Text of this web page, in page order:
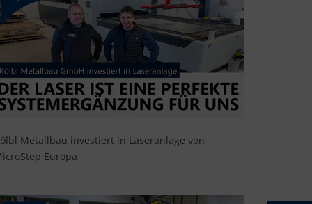
Metallbau investiert in Laseranlage von
Europa